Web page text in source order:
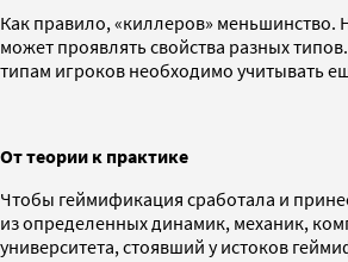
Как правило, «киллеров» меньшинство.
может проявлять свойства разных
типам игроков необходимо учитывать
От теории к практике
Чтобы геймификация сработала и
из определенных динамик, механик,
университета, стоявший у истоков